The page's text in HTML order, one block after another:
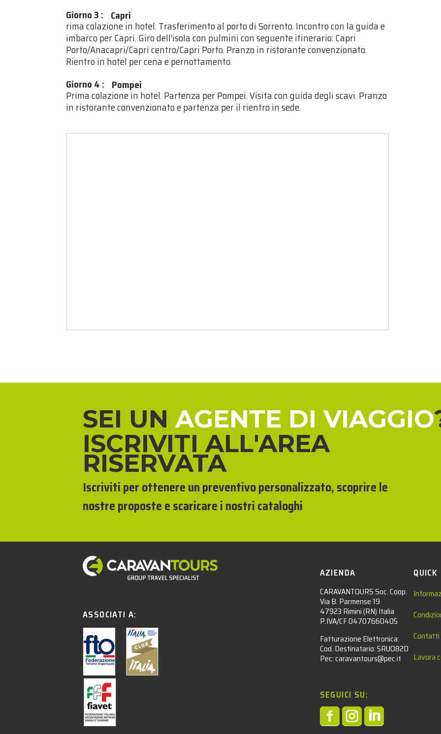
Giorno 3 : Capri
rima colazione in hotel. Trasferimento al porto di Sorrento. Incontro con la guida e
imbarco per Capri. Giro dell‘isola con pulmini con seguente itinerario: Capri
Porto/Anacapri/Capri centro/Capri Porto. Pranzo in ristorante convenzionato.
Rientro in hotel per cena e pernottamento.
Giorno 4 : Pompei
Prima colazione in hotel. Partenza per Pompei. Visita con guida degli scavi. Pranzo
in ristorante convenzionato e partenza per il rientro in sede.
SEI UNAGENTE DI VIAGGIO
ISCRIVITI ALL'AREA
RISERVATA
Iscriviti per ottenere un preventivo personalizzato, scoprire le
nostre proposte e scaricare i nostri cataloghi
ASSOCIATI A:
AZIENDA
CARAVANTOURS Soc. Coop.
Via B. Parmense 19
47923 Rimini (RN) Italia
P.IVA/CF 04707660405
Fatturazione Elettronica:
Cod. Destinatario: 5RUO82D
Pec: caravantours@pec.it
SEGUICI SU:

Contatti
Lavora